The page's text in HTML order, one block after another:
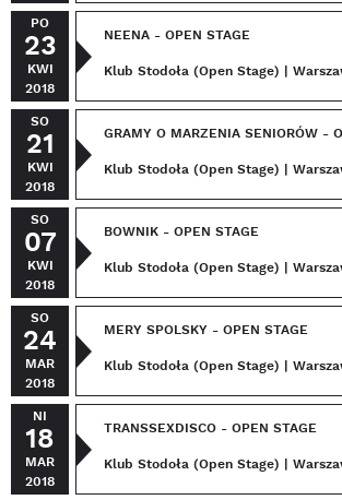
PO
23
KWI
2018
NEENA - OPEN STAGE
Klub Stodoła (Open Stage) |
SO
21
KWI
2018
GRAMY O MARZENIA SENIORÓW -
Klub Stodoła (Open Stage) |
SO
07
KWI
2018
BOWNIK - OPEN STAGE
Klub Stodoła (Open Stage) |
SO
24
MAR
2018
MERY SPOLSKY - OPEN STAGE
Klub Stodoła (Open Stage) |
NI
18
MAR
2018
TRANSSEXDISCO - OPEN STAGE
Klub Stodoła (Open Stage) |